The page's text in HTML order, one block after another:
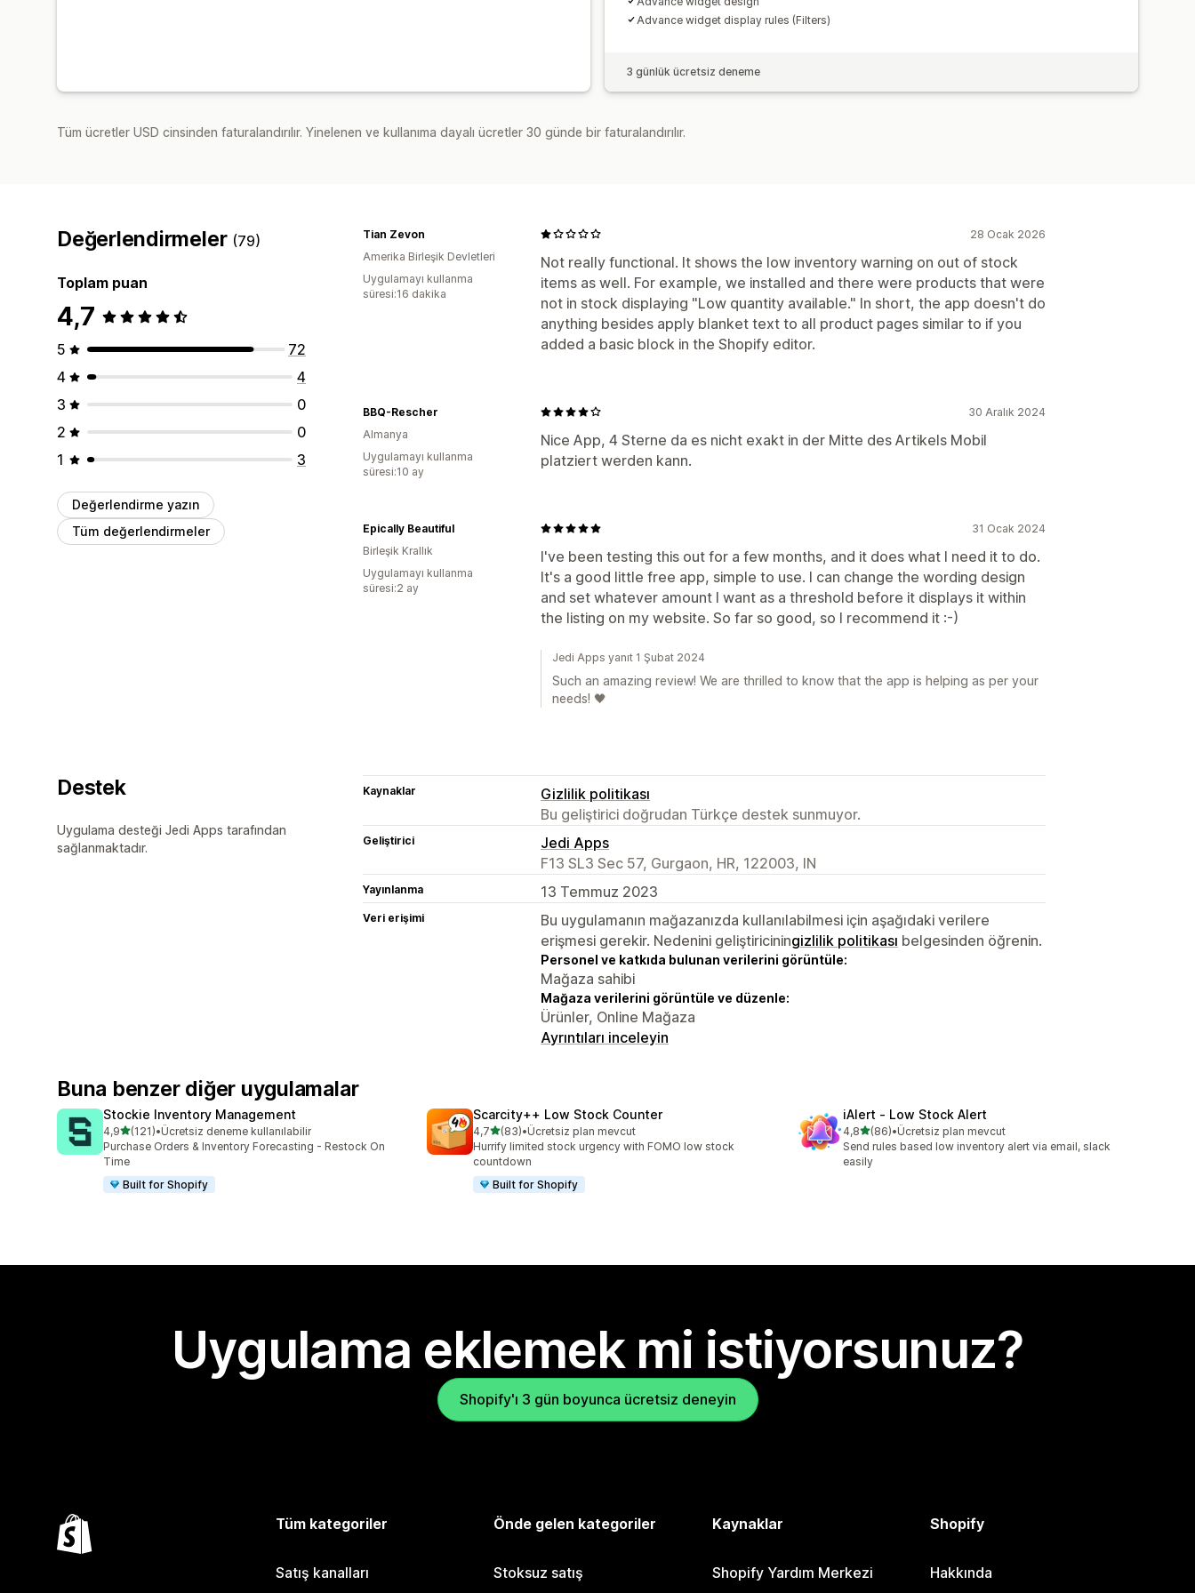
Advance widget display rules (Filters)
3 günlük ücretsiz deneme
Tüm ücretler USD cinsinden faturalandırılır. Yinelenen ve kullanıma dayalı ücretler 30 günde bir faturalandırılır.
Değerlendirmeler (79)
Toplam puan
4,7
5
72
4
4
3
0
2
0
1
3
Değerlendirme yazın
Tüm değerlendirmeler
28 Ocak 2026
Not really functional. It shows the low inventory warning on out of stock
items as well. For example, we installed and there were products that were
not in stock displaying "Low quantity available." In short, the app doesn't do
anything besides apply blanket text to all product pages similar to if you
added a basic block in the Shopify editor.
Tian Zevon
Amerika Birleşik Devletleri
Uygulamayı kullanma
süresi:16 dakika
30 Aralık 2024
Nice App, 4 Sterne da es nicht exakt in der Mitte des Artikels Mobil
platziert werden kann.
BBQ-Rescher
Almanya
Uygulamayı kullanma
süresi:10 ay
31 Ocak 2024
I've been testing this out for a few months, and it does what I need it to do.
It's a good little free app, simple to use. I can change the wording design
and set whatever amount I want as a threshold before it displays it within
the listing on my website. So far so good, so I recommend it :-)
Epically Beautiful
Birleşik Krallık
Uygulamayı kullanma
süresi:2 ay
Jedi Apps yanıt 1 Şubat 2024
Such an amazing review! We are thrilled to know that the app is helping as per your
needs! 🖤
Destek
Uygulama desteği Jedi Apps tarafından
sağlanmaktadır.
Kaynaklar
Gizlilik politikası
Bu geliştirici doğrudan Türkçe destek sunmuyor.
Geliştirici
Jedi Apps
F13 SL3 Sec 57, Gurgaon, HR, 122003, IN
Yayınlanma 13 Temmuz 2023
Veri erişimi
Bu uygulamanın mağazanızda kullanılabilmesi için aşağıdaki verilere
erişmesi gerekir. Nedenini geliştiriciningizlilik politikası belgesinden öğrenin.
Personel ve katkıda bulunan verilerini görüntüle:
Mağaza sahibi
Mağaza verilerini görüntüle ve düzenle:
Ürünler, Online Mağaza
Ayrıntıları inceleyin
Buna benzer diğer uygulamalar
Stockie Inventory Management
4,95 yıldız üzerinden
(121)
toplam 121 değerlendirme
•Ücretsiz deneme kullanılabilir
Purchase Orders & Inventory Forecasting - Restock On
Time
Built for Shopify
Scarcity++ Low Stock Counter
4,75 yıldız üzerinden
(83)
toplam 83 değerlendirme
•Ücretsiz plan mevcut
Hurrify limited stock urgency with FOMO low stock
countdown
Built for Shopify
iAlert ‑ Low Stock Alert
4,85 yıldız üzerinden
(86)
toplam 86 değerlendirme
•Ücretsiz plan mevcut
Send rules based low inventory alert via email, slack
easily
Uygulama eklemek mi istiyorsunuz?
Shopify'ı 3 gün boyunca ücretsiz deneyin
Tüm kategoriler
Satış kanalları
Önde gelen kategoriler
Stoksuz satış
Kaynaklar
Shopify Yardım Merkezi
Shopify
Hakkında